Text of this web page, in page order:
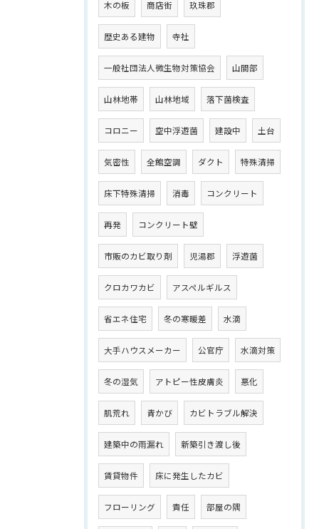
木の板 商店街 玖珠郡
歴史ある建物 寺社
一般社団法人微生物対策協会 山間部
山林地帯 山林地域 落下菌検査
コロニー 空中浮遊菌 建設中 土台
気密性 全館空調 ダクト 特殊清掃
床下特殊清掃 消毒 コンクリート
再発 コンクリート壁
市販のカビ取り剤 児湯郡 浮遊菌
クロカワカビ アスペルギルス
省エネ住宅 冬の寒暖差 水滴
大手ハウスメーカー 公官庁 水滴対策
冬の湿気 アトピー性皮膚炎 悪化
肌荒れ 青かび カビトラブル解決
建築中の雨漏れ 新築引き渡し後
賃貸物件 床に発生したカビ
フローリング 責任 部屋の隅